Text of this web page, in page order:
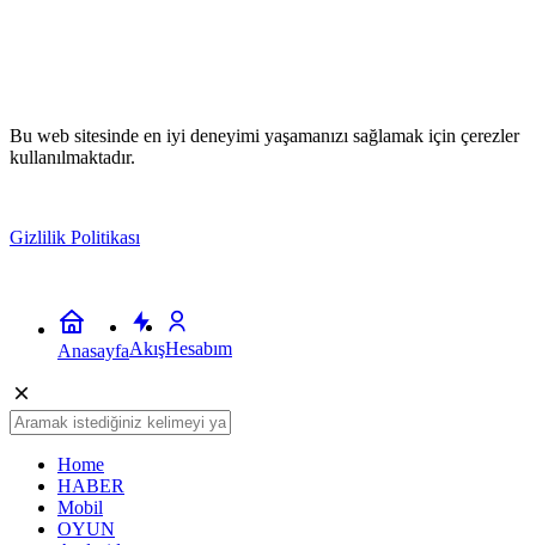
Bu web sitesinde en iyi deneyimi yaşamanızı sağlamak için çerezler
kullanılmaktadır.
Gizlilik Politikası
AnasayfaAkışHesabım
Home
HABER
Mobil
OYUN